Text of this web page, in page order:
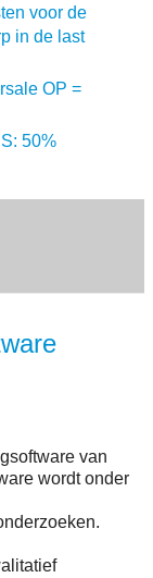
voor de
in de last
OP =
50%
van
wordt onder